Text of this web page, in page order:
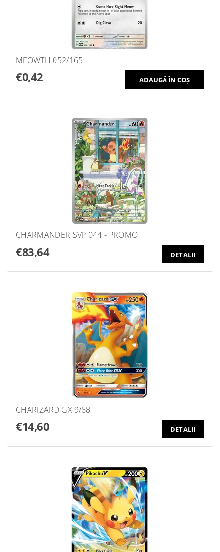
MEOWTH 052/165
€0,42
CHARMANDER SVP 044 - PROMO
€83,64 DETALII
CHARIZARD GX 9/68
€14,60 DETALII